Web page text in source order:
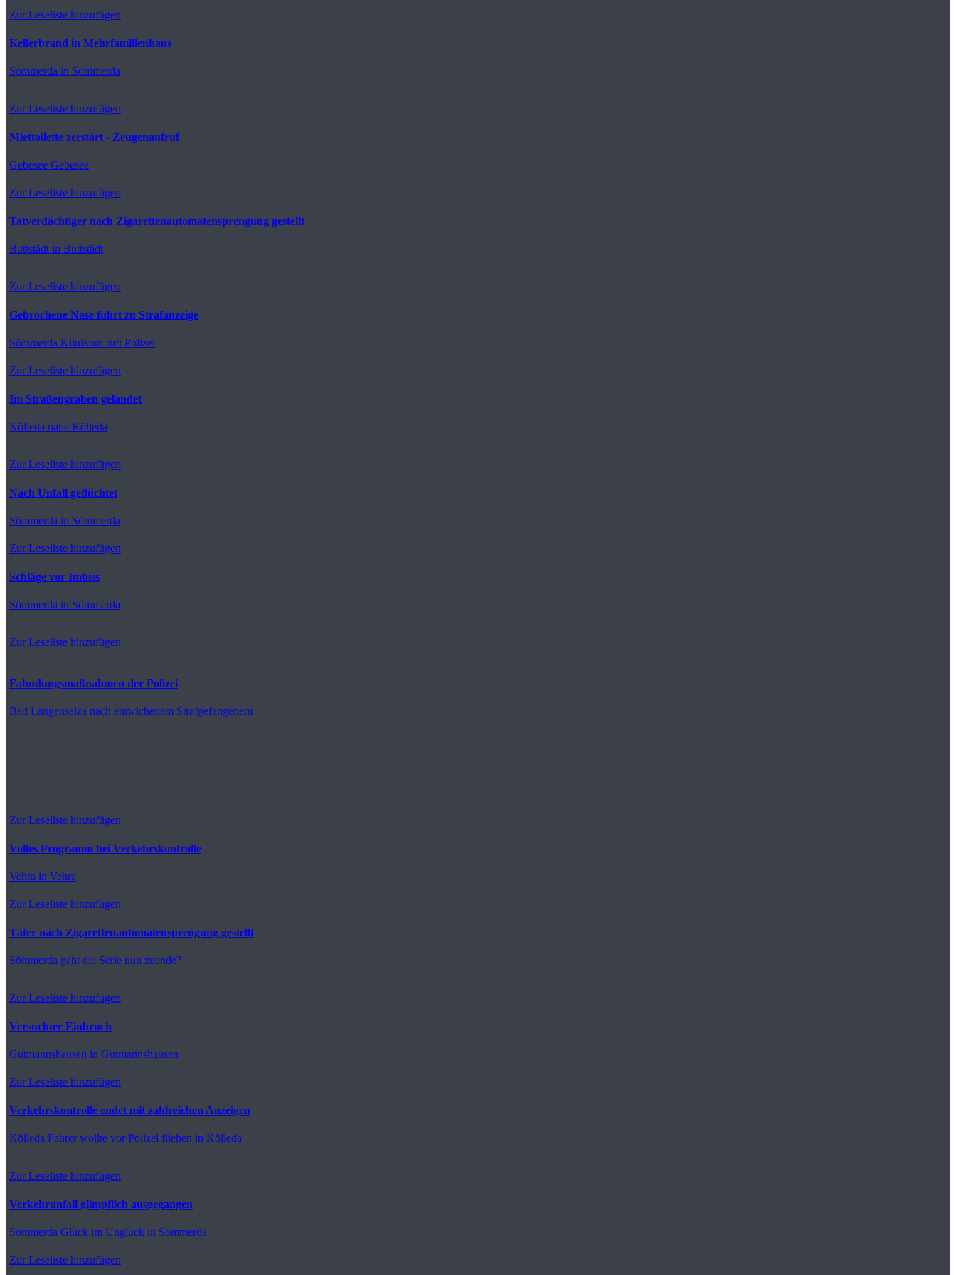
Zur Leseliste hinzufügen
Kellerbrand in Mehrfamilienhaus
Sömmerda in Sömmerda
Zur Leseliste hinzufügen
Miettoilette zerstört - Zeugenaufruf
Gebesee Gebesee
Zur Leseliste hinzufügen
Tatverdächtiger nach Zigarettenautomatensprengung gestellt
Buttstädt in Buttstädt
Zur Leseliste hinzufügen
Gebrochene Nase führt zu Strafanzeige
Sömmerda Klinikum ruft Polizei
Zur Leseliste hinzufügen
Im Straßengraben gelandet
Kölleda nahe Kölleda
Zur Leseliste hinzufügen
Nach Unfall geflüchtet
Sömmerda in Sömmerda
Zur Leseliste hinzufügen
Schläge vor Imbiss
Sömmerda in Sömmerda
Zur Leseliste hinzufügen
Fahndungsmaßnahmen der Polizei
Bad Langensalza nach entwichenem Strafgefangenem
Zur Leseliste hinzufügen
Volles Programm bei Verkehrskontrolle
Vehra in Vehra
Zur Leseliste hinzufügen
Täter nach Zigarettenautomatensprengung gestellt
Sömmerda geht die Serie nun zuende?
Zur Leseliste hinzufügen
Versuchter Einbruch
Gutmannshausen in Gutmannshausen
Zur Leseliste hinzufügen
Verkehrskontrolle endet mit zahlreichen Anzeigen
Kölleda Fahrer wollte vor Polizei fliehen in Kölleda
Zur Leseliste hinzufügen
Verkehrunfall glimpflich ausgegangen
Sömmerda Glück im Unglück in Sömmerda
Zur Leseliste hinzufügen